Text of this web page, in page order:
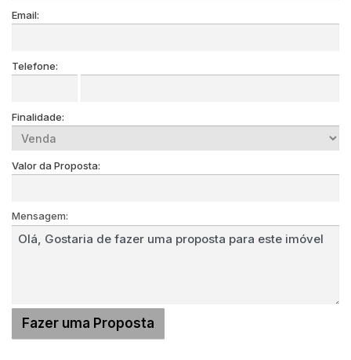
Email:
Telefone:
Finalidade:
Valor da Proposta:
Mensagem: